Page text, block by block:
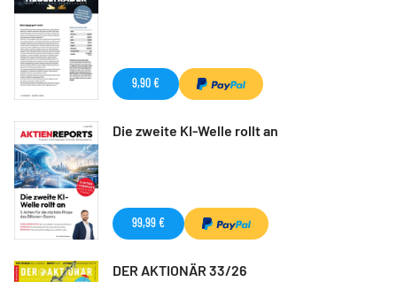
9,90 €
Die zweite KI-Welle rollt an
99,99 €
DER AKTIONÄR 33/26